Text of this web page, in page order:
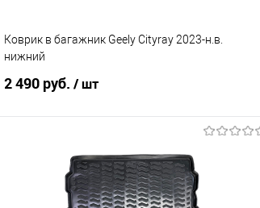
Коврик в багажник Geely Cityray 2023-н.в.
нижний
2 490 руб. / шт
В корзину
Купить в 1 клик
Сравнение